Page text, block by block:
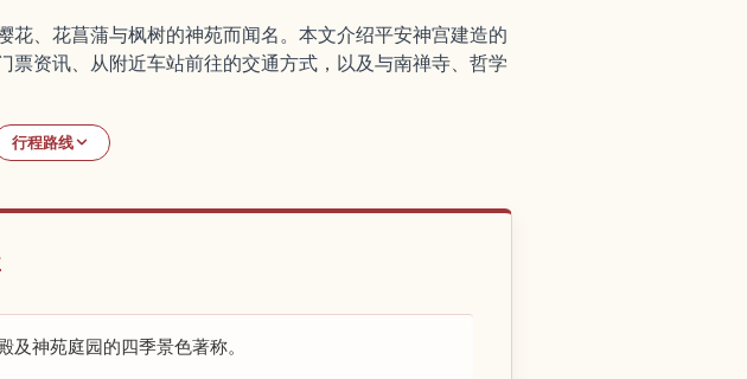
、花菖蒲与枫树的神苑而闻名。本文介绍平安神宫建造的
资讯、从附近车站前往的交通方式，以及与南禅寺、哲学
行程路线
神苑庭园的四季景色著称。